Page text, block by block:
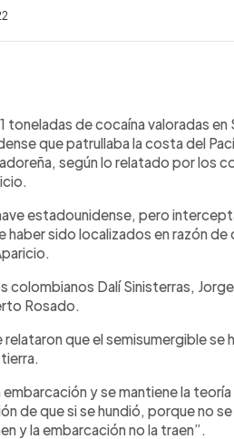
de cocaína valoradas en
que patrullaba la costa del
según lo relatado por los
estadounidense, pero
haber sido localizados en razón de
Dalí Sinisterras, Jorge
Rosado.
que el semisumergible se
y se mantiene la
de que si se hundió, porque no
y la embarcación no la traen”.